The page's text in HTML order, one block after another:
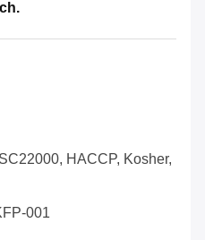
HACCP, Kosher,
001